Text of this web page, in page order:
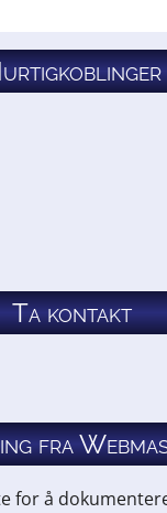
Ta kontakt
fra
for å